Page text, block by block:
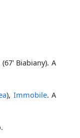
Biabiany). A
), Immobile. A